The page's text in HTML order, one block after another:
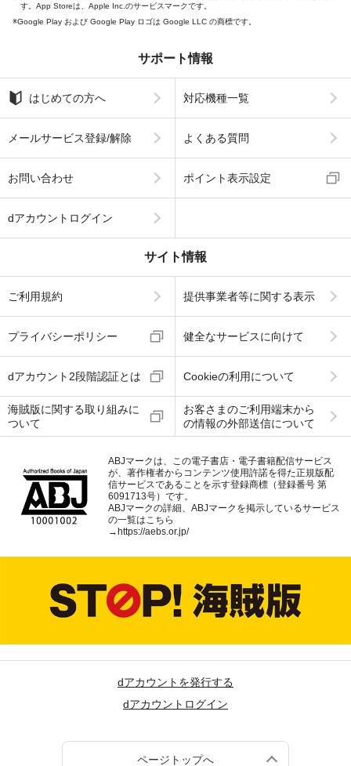
す。App Storeは、Apple Inc.のサービスマークです。
Google Play および Google Play ロゴは Google LLC の商標です。
サポート情報
はじめての方へ 対応機種一覧
メールサービス登録/解除 よくある質問
お問い合わせ ポイント表示設定
dアカウントログイン
サイト情報
ご利用規約 提供事業者等に関する表示
プライバシーポリシー 健全なサービスに向けて
dアカウント2段階認証とは Cookieの利用について
海賊版に関する取り組みに
ついて
お客さまのご利用端末から
の情報の外部送信について
ABJマークは、この電子書店・電子書籍配信サービス
が、著作権者からコンテンツ使用許諾を得た正規版配
信サービスであることを示す登録商標（登録番号 第
6091713号）です。
ABJマークの詳細、ABJマークを掲示しているサービス
の一覧はこちら
→ https://aebs.or.jp/
dアカウントを発行する
dアカウントログイン
ページトップへ